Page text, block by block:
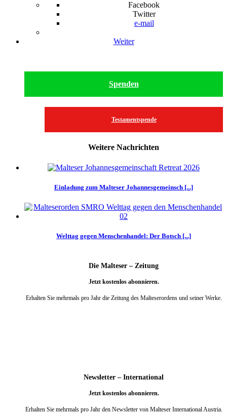
Facebook
Twitter
e-mail
Weiter
Spenden
Testamentspende
Weitere Nachrichten
Einladung zum Malteser Johannesgemeinsch [...]
Welttag gegen Menschenhandel: Der Botsch [...]
Die Malteser – Zeitung
Jetzt kostenlos abonnieren.
Erhalten Sie mehrmals pro Jahr die Zeitung des Malteserordens und seiner Werke.
Newsletter – International
Jetzt kostenlos abonnieren.
Erhalten Sie mehrmals pro Jahr den Newsletter von Malteser International Austria.